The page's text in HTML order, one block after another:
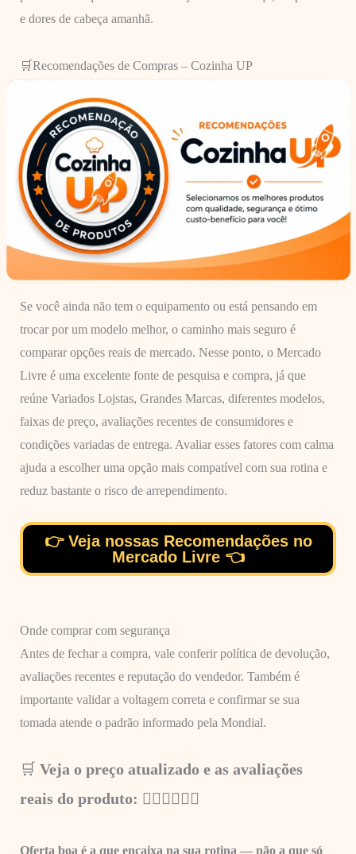
e dores de cabeça amanhã.
🛒Recomendações de Compras – Cozinha UP
Se você ainda não tem o equipamento ou está pensando em
trocar por um modelo melhor, o caminho mais seguro é
comparar opções reais de mercado. Nesse ponto, o Mercado
Livre é uma excelente fonte de pesquisa e compra, já que
reúne Variados Lojstas, Grandes Marcas, diferentes modelos,
faixas de preço, avaliações recentes de consumidores e
condições variadas de entrega. Avaliar esses fatores com calma
ajuda a escolher uma opção mais compatível com sua rotina e
reduz bastante o risco de arrependimento.
👉 Veja nossas Recomendações no
Mercado Livre 👈
Onde comprar com segurança
Antes de fechar a compra, vale conferir política de devolução,
avaliações recentes e reputação do vendedor. Também é
importante validar a voltagem correta e confirmar se sua
tomada atende o padrão informado pela Mondial.
🛒 Veja o preço atualizado e as avaliações
reais do produto: 👇🏼👇🏼👇🏼
Oferta boa é a que encaixa na sua rotina — não a que só